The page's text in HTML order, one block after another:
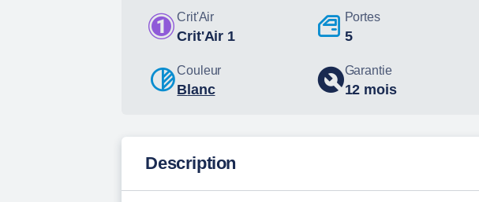
Crit'Air
Crit'Air 1
Portes
5
Couleur
Blanc
Garantie
12 mois
Description